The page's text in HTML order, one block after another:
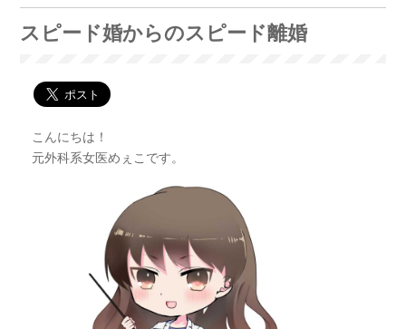
スピード婚からのスピード離婚
こんにちは！
元外科系女医めぇこです。